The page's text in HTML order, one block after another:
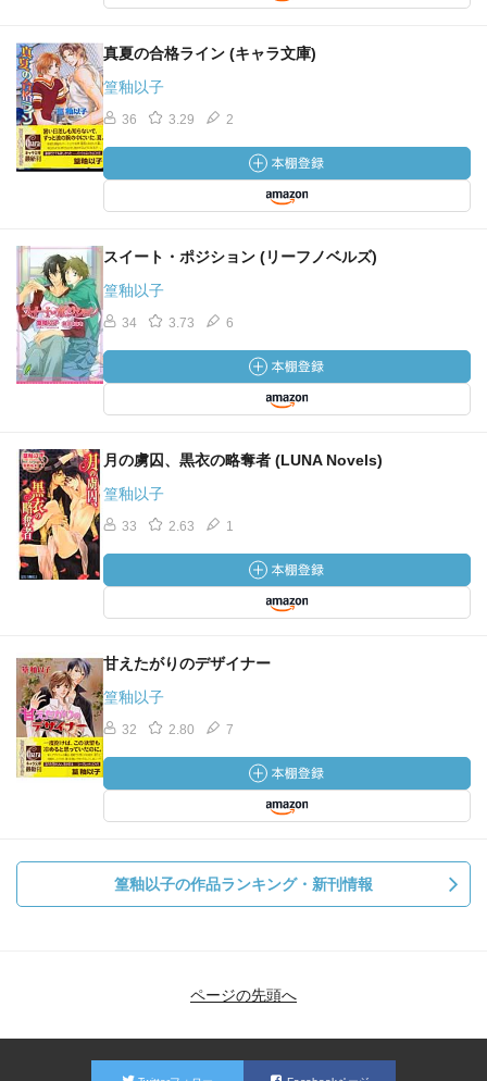
真夏の合格ライン (キャラ文庫)
篁釉以子
36 3.29 2
スイート・ポジション (リーフノベルズ)
篁釉以子
34 3.73 6
月の虜囚、黒衣の略奪者 (LUNA Novels)
篁釉以子
33 2.63 1
甘えたがりのデザイナー
篁釉以子
32 2.80 7
篁釉以子の作品ランキング・新刊情報
ページの先頭へ